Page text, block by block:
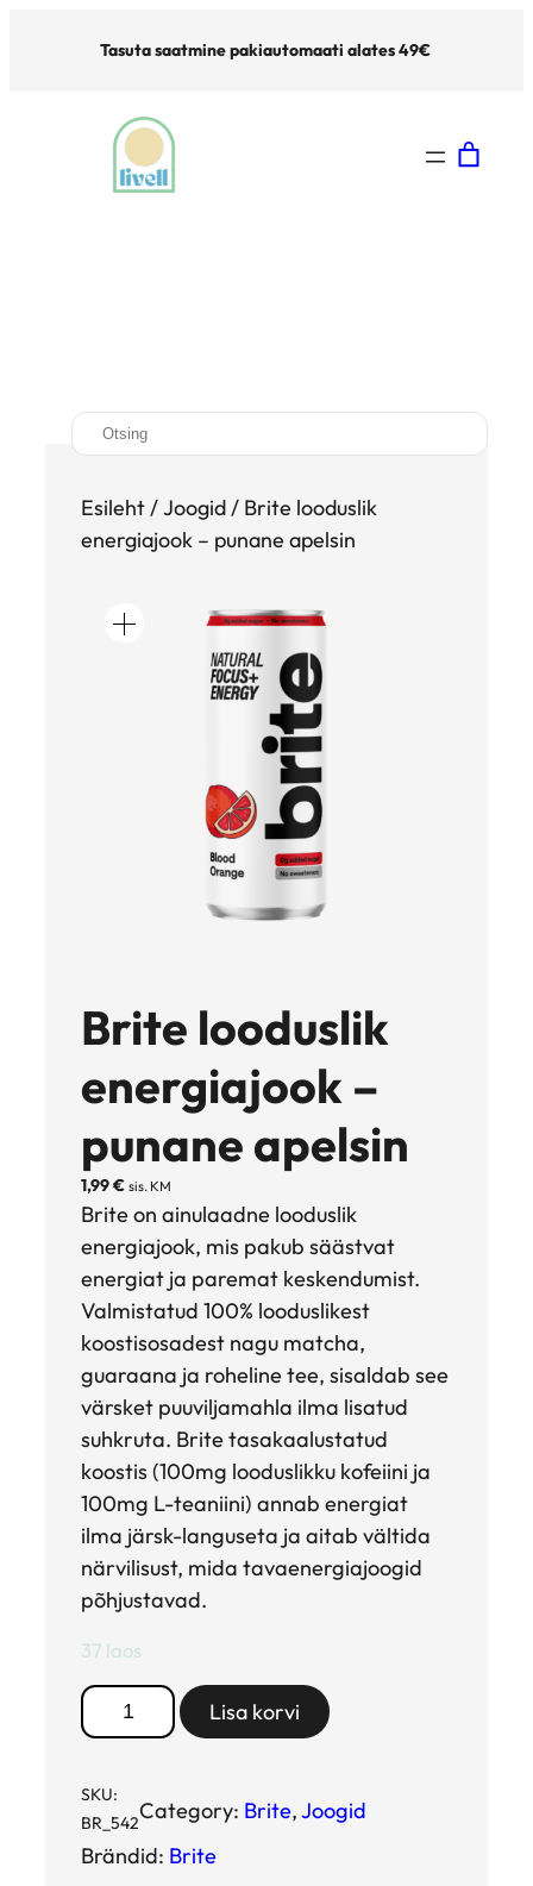
Tasuta saatmine pakiautomaati alates 49€
S
e
Esileht/Joogid/ Brite looduslik
energiajook – punane apelsin
Brite looduslik
energiajook –
punane apelsin
1,99€ sis. KM
Brite on ainulaadne looduslik
energiajook, mis pakub säästvat
energiat ja paremat keskendumist.
Valmistatud 100% looduslikest
koostisosadest nagu matcha,
guaraana ja roheline tee, sisaldab see
värsket puuviljamahla ilma lisatud
suhkruta. Brite tasakaalustatud
koostis (100mg looduslikku kofeiini ja
100mg L-teaniini) annab energiat
ilma järsk-languseta ja aitab vältida
närvilisust, mida tavaenergiajoogid
põhjustavad.
37 laos
B
r
t
e
l
Lisa korvi
SKU:
BR_542Category: Brite, Joogid
Brändid: Brite